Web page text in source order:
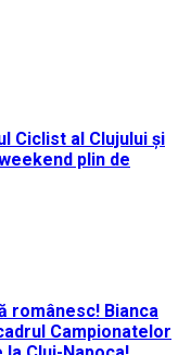
Ciclist al Clujului și
plin de
românesc! Bianca
Campionatelor